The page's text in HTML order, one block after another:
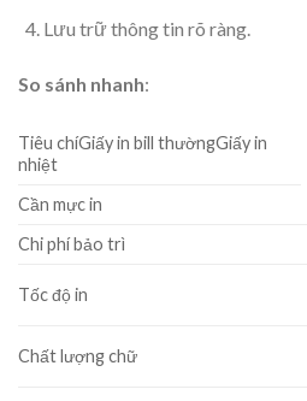
Lưu trữ thông tin rõ ràng.
So sánh nhanh:
Tiêu chíGiấy in bill thườngGiấy in
nhiệt
Cần mực in
Chi phí bảo trì
Tốc độ in
Chất lượng chữ